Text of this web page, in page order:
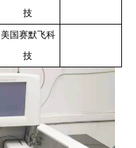
技
美国赛默飞科
技